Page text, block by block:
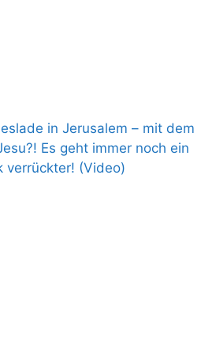
in Jerusalem – mit dem
Es geht immer noch ein
verrückter! (Video)